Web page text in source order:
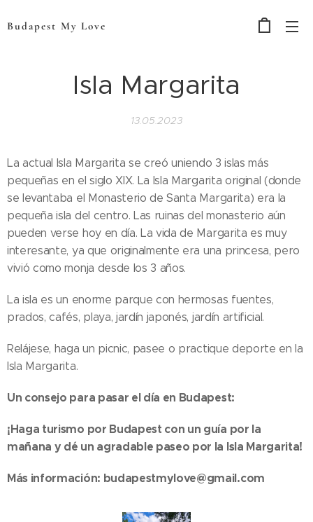
Budapest My Love
Isla Margarita
13.05.2023
La actual Isla Margarita se creó uniendo 3 islas más
pequeñas en el siglo XIX. La Isla Margarita original (donde
se levantaba el Monasterio de Santa Margarita) era la
pequeña isla del centro. Las ruinas del monasterio aún
pueden verse hoy en día. La vida de Margarita es muy
interesante, ya que originalmente era una princesa, pero
vivió como monja desde los 3 años.
La isla es un enorme parque con hermosas fuentes,
prados, cafés, playa, jardín japonés, jardín artificial.
Relájese, haga un picnic, pasee o practique deporte en la
Isla Margarita.
Un consejo para pasar el día en Budapest:
¡Haga turismo por Budapest con un guía por la
mañana y dé un agradable paseo por la Isla Margarita!
Más información: budapestmylove@gmail.com